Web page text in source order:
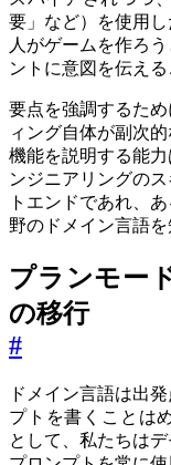
要」など）を使用
人がゲームを作ろ
ントに意図を伝える
要点を強調するた
ィング自体が副次
機能を説明する能
ンジニアリングの
トエンドであれ、
野のドメイン言語
プランモー
の移行
#
ドメイン言語は出
プトを書くことは
として、私たちは